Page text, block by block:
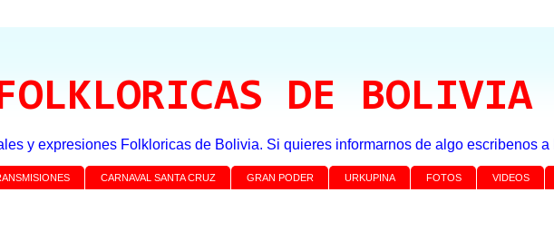
DE BOLIVIA
y expresiones Folkloricas de Bolivia. Si quieres informarnos de algo escribenos
CARNAVAL SANTA CRUZ GRAN PODER URKUPINA FOTOS VIDEOS